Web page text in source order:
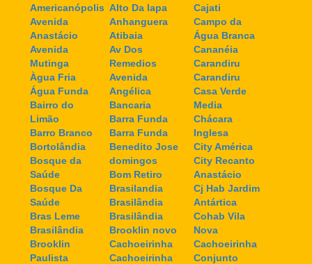
Americanópolis
Avenida
Anastácio
Avenida
Mutinga
Àgua Fria
Água Funda
Bairro do
Limão
Barro Branco
Bortolândia
Bosque da
Saúde
Bosque Da
Saúde
Bras Leme
Brasilândia
Brooklin
Paulista
Alto Da lapa
Anhanguera
Atibaia
Av Dos
Remedios
Avenida
Angélica
Bancaria
Barra Funda
Barra Funda
Benedito Jose
domingos
Bom Retiro
Brasilandia
Brasilândia
Brasilândia
Brooklin novo
Cachoeirinha
Cachoeirinha
Cajati
Campo da
Água Branca
Cananéia
Carandiru
Carandiru
Casa Verde
Media
Chácara
Inglesa
City América
City Recanto
Anastácio
Cj Hab Jardim
Antártica
Cohab Vila
Nova
Cachoeirinha
Conjunto